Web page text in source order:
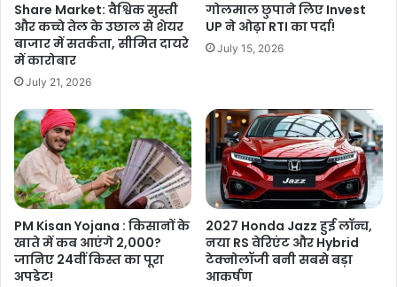
Share Market: वैश्विक सुस्ती
और कच्चे तेल के उछाल से शेयर
बाजार में सतर्कता, सीमित दायरे
में कारोबार
July 21, 2026
गोलमाल छुपाने लिए Invest
UP ने ओढ़ा RTI का पर्दा!
July 15, 2026
PM Kisan Yojana : किसानों के
खाते में कब आएंगे 2,000?
जानिए 24वीं किस्त का पूरा
अपडेट!
2027 Honda Jazz हुई लॉन्च,
नया RS वेरिएंट और Hybrid
टेक्नोलॉजी बनी सबसे बड़ा
आकर्षण